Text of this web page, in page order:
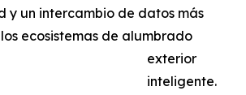
y un intercambio de datos más
ecosistemas de alumbrado
exterior
inteligente.